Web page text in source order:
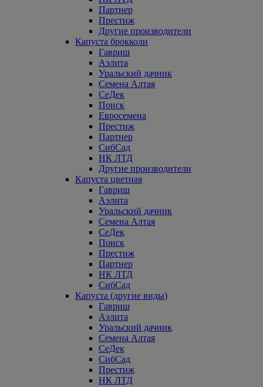
Партнер
Престиж
Другие производители
Капуста брокколи
Гавриш
Аэлита
Уральский дачник
Семена Алтая
СеДек
Поиск
Евросемена
Престиж
Партнер
СибСад
НК ЛТД
Другие производители
Капуста цветная
Гавриш
Аэлита
Уральский дачник
Семена Алтая
СеДек
Поиск
Престиж
Партнер
НК ЛТД
СибСад
Капуста (другие виды)
Гавриш
Аэлита
Уральский дачник
Семена Алтая
СеДек
СибСад
Престиж
НК ЛТД